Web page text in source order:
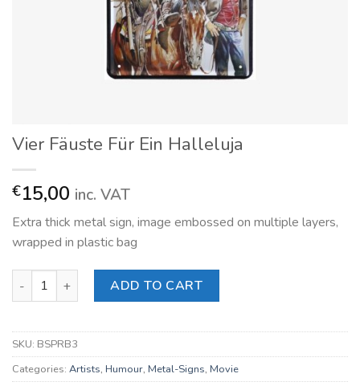
Vier Fäuste Für Ein Halleluja
€15,00 inc. VAT
Extra thick metal sign, image embossed on multiple layers,
wrapped in plastic bag
Vier Fäuste Für Ein Halleluja quantity
ADD TO CART
SKU: BSPRB3
Categories: Artists, Humour, Metal-Signs, Movie